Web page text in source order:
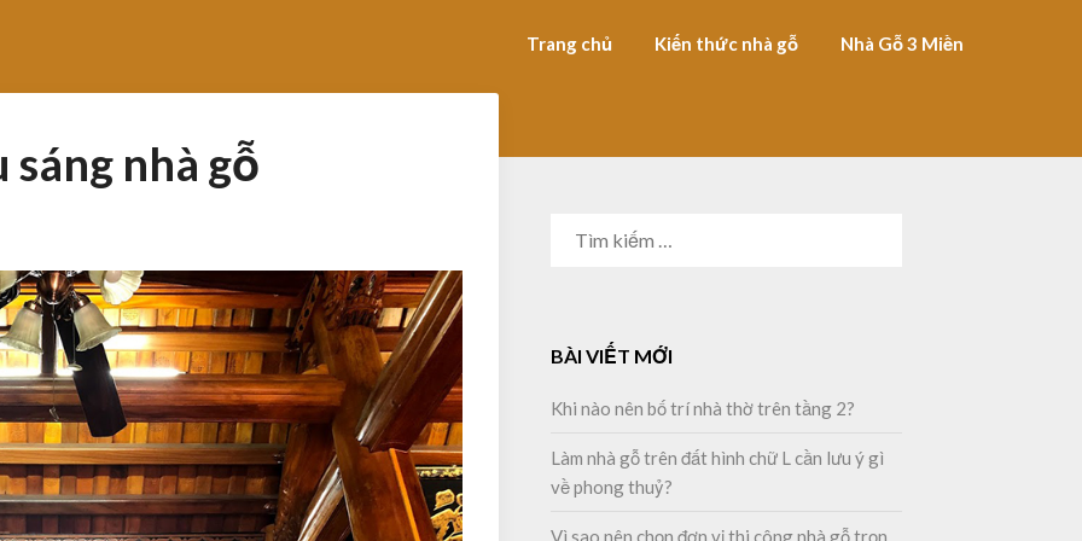
Trang chủ Kiến thức nhà gỗ Nhà Gỗ 3 Miền
sáng nhà gỗ
BÀI VIẾT MỚI
Khi nào nên bố trí nhà thờ trên tầng 2?
Làm nhà gỗ trên đất hình chữ L cần lưu ý gì
về phong thuỷ?
Vì sao nên chọn đơn vị thi công nhà gỗ trọn